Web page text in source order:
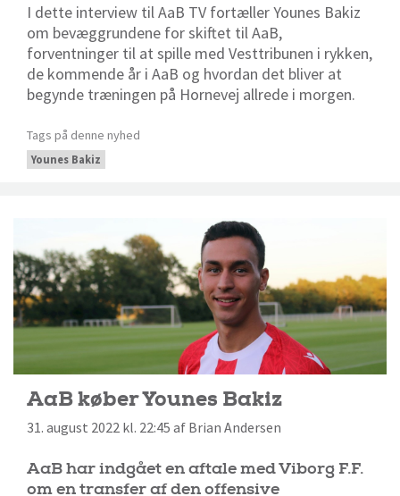
I dette interview til AaB TV fortæller Younes Bakiz
om bevæggrundene for skiftet til AaB,
forventninger til at spille med Vesttribunen i rykken,
de kommende år i AaB og hvordan det bliver at
begynde træningen på Hornevej allrede i morgen.
Tags på denne nyhed
Younes Bakiz
AaB køber Younes Bakiz
31. august 2022 kl. 22:45 af Brian Andersen
AaB har indgået en aftale med Viborg F.F.
om en transfer af den offensive